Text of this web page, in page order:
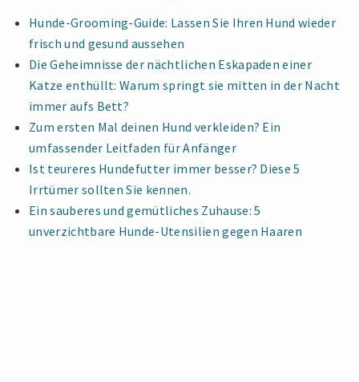
OCHWERTIG
Hunde-Grooming-Guide: Lassen Sie Ihren Hund wieder
frisch und gesund aussehen
Die Geheimnisse der nächtlichen Eskapaden einer
Katze enthüllt: Warum springt sie mitten in der Nacht
immer aufs Bett?
Zum ersten Mal deinen Hund verkleiden? Ein
umfassender Leitfaden für Anfänger
Ist teureres Hundefutter immer besser? Diese 5
Irrtümer sollten Sie kennen.
Ein sauberes und gemütliches Zuhause: 5
unverzichtbare Hunde-Utensilien gegen Haaren